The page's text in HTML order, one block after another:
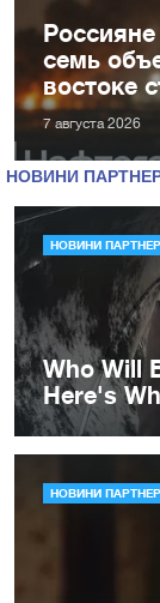
семь
востоке
7 августа 2026